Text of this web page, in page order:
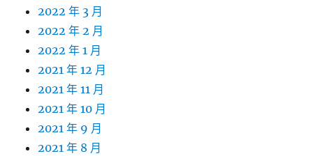
2022 年 3 月
2022 年 2 月
2022 年 1 月
2021 年 12 月
2021 年 11 月
2021 年 10 月
2021 年 9 月
2021 年 8 月